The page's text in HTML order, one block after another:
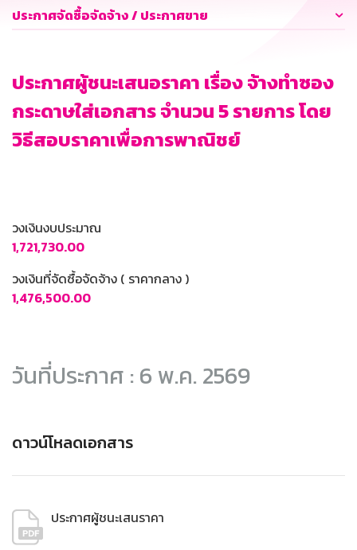
ประกาศจัดซื้อจัดจ้าง / ประกาศขาย
ประกาศผู้ชนะเสนอราคา เรื่อง จ้างทำซอง
กระดาษใส่เอกสาร จำนวน 5 รายการ โดย
วิธีสอบราคาเพื่อการพาณิชย์
วงเงินงบประมาณ
1,721,730.00
วงเงินที่จัดซื้อจัดจ้าง ( ราคากลาง )
1,476,500.00
วันที่ประกาศ : 6 พ.ค. 2569
ดาวน์โหลดเอกสาร
ประกาศผู้ชนะเสนราคา